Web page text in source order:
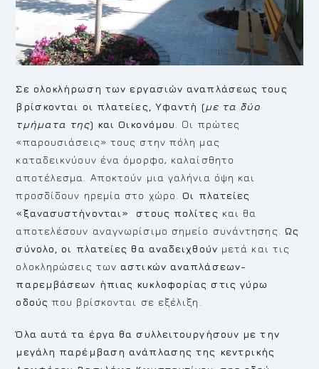
Σε ολοκλήρωση των εργασιών αναπλάσεως τους
βρίσκονται οι πλατείες, Υφαντή (με τα δύο
τμήματα της) και Οικονόμου
. Οι πρώτες
«παρουσιάσεις» τους στην πόλη μας
καταδεικνύουν ένα όμορφο, καλαίσθητο
αποτέλεσμα. Αποκτούν μια γαλήνια όψη και
προσδίδουν ηρεμία στο χώρο.Οι πλατείες
«ξανασυστήνονται» στους πολίτες και θα
αποτελέσουν αναγνωρίσιμο σημείο συνάντησης. Ως
σύνολο, οι πλατείες θα αναδειχθούν μετά και τις
ολοκληρώσεις τωναστικών αναπλάσεων-
παρεμβάσεων ήπιας κυκλοφορίας στις γύρω
οδούς που βρίσκονται σε εξέλιξη.
Όλα αυτά τα έργα θα συλλειτουργήσουν με την
μεγάλη παρέμβαση ανάπλασης της κεντρικής